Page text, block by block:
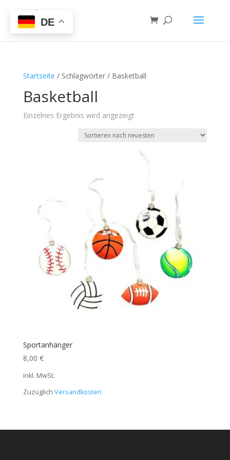
Startseite / Schlagwörter / Basketball
Basketball
Einzelnes Ergebnis wird angezeigt
Sportanhänger
8,00 €
inkl. MwSt.
Zuzüglich Versandkosten
DE